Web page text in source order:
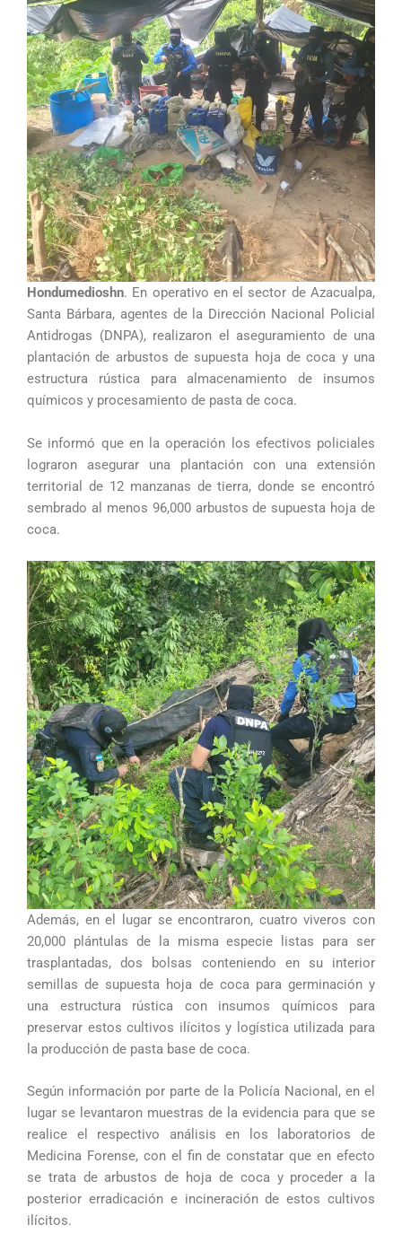
Hondumedioshn. En operativo en el sector de Azacualpa,
Santa Bárbara, agentes de la Dirección Nacional Policial
Antidrogas (DNPA), realizaron el aseguramiento de una
plantación de arbustos de supuesta hoja de coca y una
estructura rústica para almacenamiento de insumos
químicos y procesamiento de pasta de coca.
Se informó que en la operación los efectivos policiales
lograron asegurar una plantación con una extensión
territorial de 12 manzanas de tierra, donde se encontró
sembrado al menos 96,000 arbustos de supuesta hoja de
coca.
Además, en el lugar se encontraron, cuatro viveros con
20,000 plántulas de la misma especie listas para ser
trasplantadas, dos bolsas conteniendo en su interior
semillas de supuesta hoja de coca para germinación y
una estructura rústica con insumos químicos para
preservar estos cultivos ilícitos y logística utilizada para
la producción de pasta base de coca.
Según información por parte de la Policía Nacional, en el
lugar se levantaron muestras de la evidencia para que se
realice el respectivo análisis en los laboratorios de
Medicina Forense, con el fin de constatar que en efecto
se trata de arbustos de hoja de coca y proceder a la
posterior erradicación e incineración de estos cultivos
ilícitos.